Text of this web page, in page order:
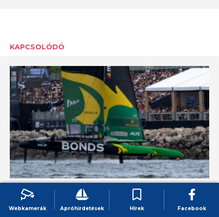
KAPCSOLÓDÓ
SailGP 2026 Bermuda – A Karib-
tengeren folytatódik a
Webkamerák Apróhirdetések Hírek Facebook